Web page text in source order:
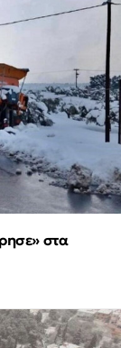
στα